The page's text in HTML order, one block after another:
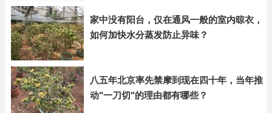
家中没有阳台，仅在通风一般的室内晾衣，
如何加快水分蒸发防止异味？
八五年北京率先禁摩到现在四十年，当年推
动"一刀切"的理由都有哪些？